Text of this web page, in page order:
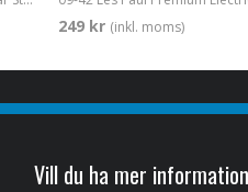
249 kr (inkl. moms)
Vill du ha mer